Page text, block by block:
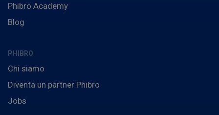
Phibro Academy
Blog
PHIBRO
Chi siamo
Diventa un partner Phibro
Jobs